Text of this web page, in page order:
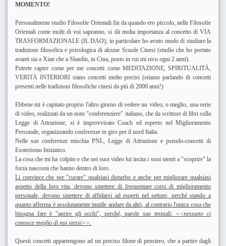
MOMENTO!
Personalmente studio Filosofie Orientali fin da quando ero piccolo, nelle Filosofie
Orientali come molti di voi sapranno, si dà molta importanza al concetto di VIA
TRASFORMAZIONALE (IL DAO); in particolare ho avuto modo di studiare la
tradizione filosofica e psicologica di alcune Scuole Cinesi (studio che ho portato
avanti sia a Xian che a Shaolin, in Cina, posto in cui mi reco ogni 2 anni).
Potrete capire come per me concetti come MEDITAZIONE, SPIRITUALITÀ,
VERITÀ INTERIORI siano concetti molto precisi (stiamo parlando di concetti
presenti nelle tradizioni filosofiche cinesi da più di 2000 anni!)
Ebbene mi è capitato proprio l'altro giorno di vedere un video, o meglio, una serie
di video, realizzati da un noto "conferenziere" italiano, che da scrittore di libri sulla
Legge di Attrazione, si è improvvisato Coach ed esperto nel Miglioramento
Personale, organizzando conferenze in giro per il nord Italia.
Nelle sue conferenze mischia PNL, Legge di Attrazione e pseudo-concetti di
Esoterismo Iniziatico.
La cosa che mi ha colpito e che nei suoi video lui incita i suoi utenti a "scoprire" la
forza nascosta che hanno dentro di loro.
Li convince che per "curare" qualsiasi disturbo e anche per migliorare qualsiasi
aspetto della loro vita, devono smettere di frequentare corsi di miglioramento
personale, devono smettere di affidarsi ad esperti nel settore, perché stando a
quanto afferma è assolutamente inutile andare da altri, al contrario l'unica cosa che
bisogna fare è "aprire gli occhi", perché, parole sue testuali: <<nessuno ci
conosce meglio di noi stessi>>.
Questi concetti appartengono ad un preciso filone di pensiero, che a partire dagli